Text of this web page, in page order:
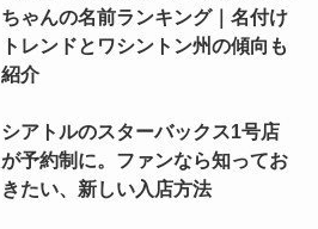
ちゃんの名前ランキング｜名付け
トレンドとワシントン州の傾向も
紹介
シアトルのスターバックス1号店
が予約制に。ファンなら知ってお
きたい、新しい入店方法